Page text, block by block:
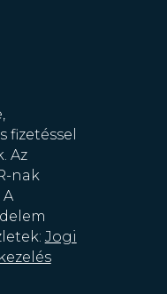
fizetéssel
Az
nak
Jogi